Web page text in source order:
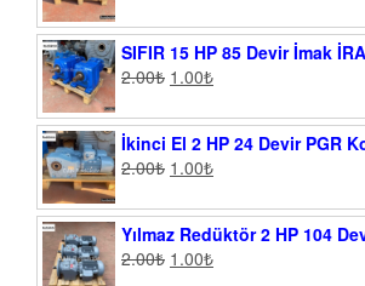
SIFIR 15 HP 85 Devir İmak
2.00₺ 1.00₺
İkinci El 2 HP 24 Devir PGR
2.00₺ 1.00₺
Yılmaz Redüktör 2 HP 104
2.00₺ 1.00₺